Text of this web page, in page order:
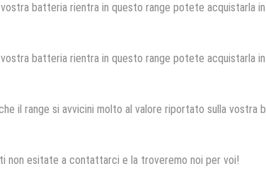
batteria rientra in questo range potete acquistarla
batteria rientra in questo range potete acquistarla
il range si avvicini molto al valore riportato sulla vostra
non esitate a contattarci e la troveremo noi per voi!